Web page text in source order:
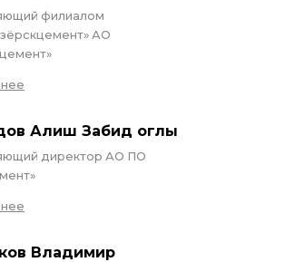
филиалом
АО
Алиш Забид оглы
директор АО ПО
Владимир